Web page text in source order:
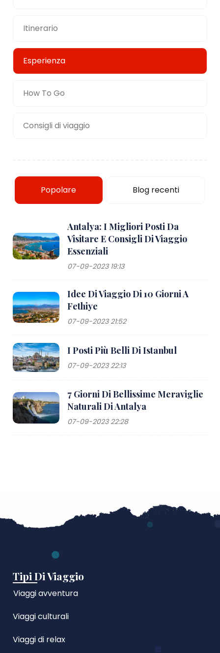
Itinerario
Esperienza
How To Go
Consigli di viaggio
Popolare Blog recenti
Antalya: I Migliori Posti Da
Visitare E Consigli Di Viaggio
Essenziali
07-09-2023 19:13
Idee Di Viaggio Di 10 Giorni A
Fethiye
07-09-2023 21:52
I Posti Più Belli Di Istanbul
07-09-2023 22:13
7 Giorni Di Bellissime Meraviglie
Naturali Di Antalya
07-09-2023 22:28
Tipi Di Viaggio
Viaggi avventura
Viaggi culturali
Viaggi di relax